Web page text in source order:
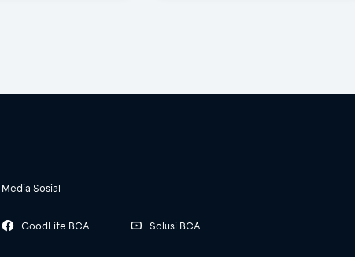
Media Sosial
GoodLife BCA Solusi BCA